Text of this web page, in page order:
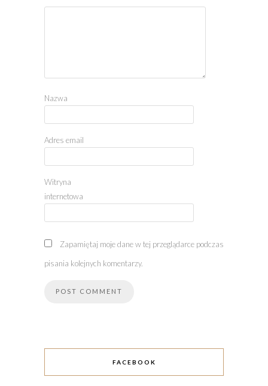
Nazwa
Adres email
Witryna
internetowa
Zapamiętaj moje dane w tej przeglądarce podczas
pisania kolejnych komentarzy.
FACEBOOK